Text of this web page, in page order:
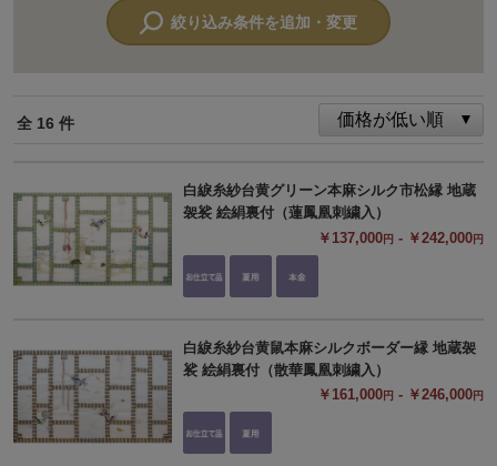
絞り込み条件を追加・変更
全 16 件
白綟糸紗台黄グリーン本麻シルク市松縁 地蔵
袈裟 絵絹裏付（蓮鳳凰刺繍入）
￥137,000円 - ￥242,000円
白綟糸紗台黄鼠本麻シルクボーダー縁 地蔵袈
裟 絵絹裏付（散華鳳凰刺繍入）
￥161,000円 - ￥246,000円